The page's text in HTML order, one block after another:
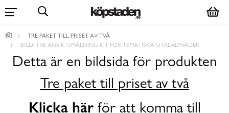
TRE PAKET TILL PRISET AV TVÅ
BILD: TRE ANSIKTSMÅLNING KIT FÖR TEMATISKA UTKLÄDNADER
Detta är en bildsida för produkten
Tre paket till priset av två
Klicka härför att komma till